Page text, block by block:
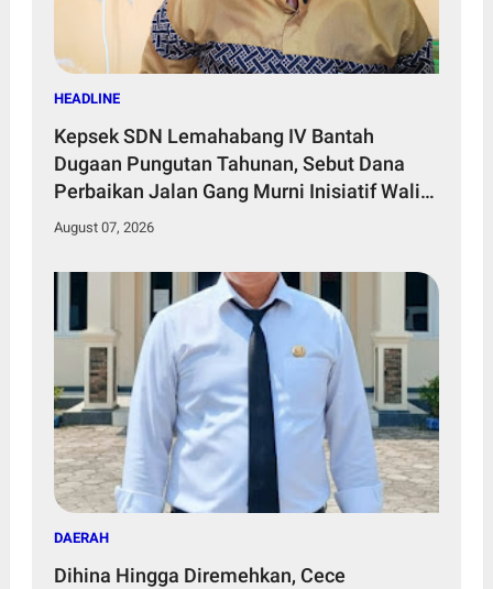
HEADLINE
Kepsek SDN Lemahabang IV Bantah
Dugaan Pungutan Tahunan, Sebut Dana
Perbaikan Jalan Gang Murni Inisiatif Wali
Murid
August 07, 2026
DAERAH
Dihina Hingga Diremehkan, Cece